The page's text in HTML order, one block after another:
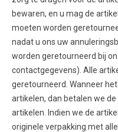
bewaren, en u mag de
moeten worden
nadat u ons uw
worden geretourneerd bij
contactgegevens). Alle
geretourneerd. Wanneer
artikelen, dan betalen we
artikelen. Indien we de
originele verpakking met